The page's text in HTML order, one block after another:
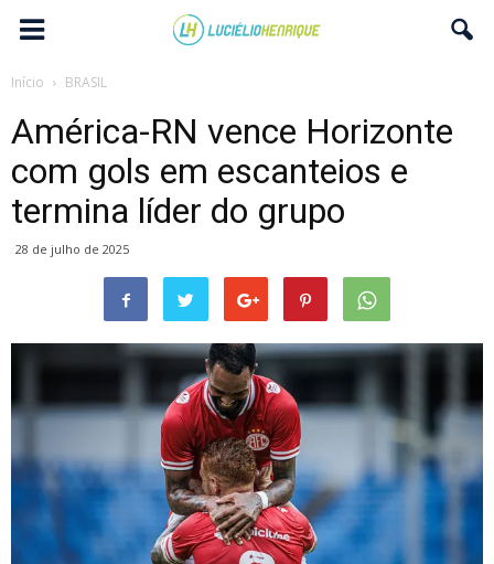
Início BRASIL
América-RN vence Horizonte
com gols em escanteios e
termina líder do grupo
28 de julho de 2025